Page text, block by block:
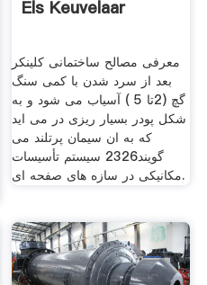
Els Keuvelaar
معرفی مصالح ساختمانی کلینکر
بعد از سرد شدن با کمی سنگ
گچ (2تا 5 ) آسیاب می شود و به
شکل پودر بسیار ریزی در می اید
که به ان سیمان پرتلند می
گویند2326 سیستم تأسیسات
مکانیکی در سازه های صفحه ای.